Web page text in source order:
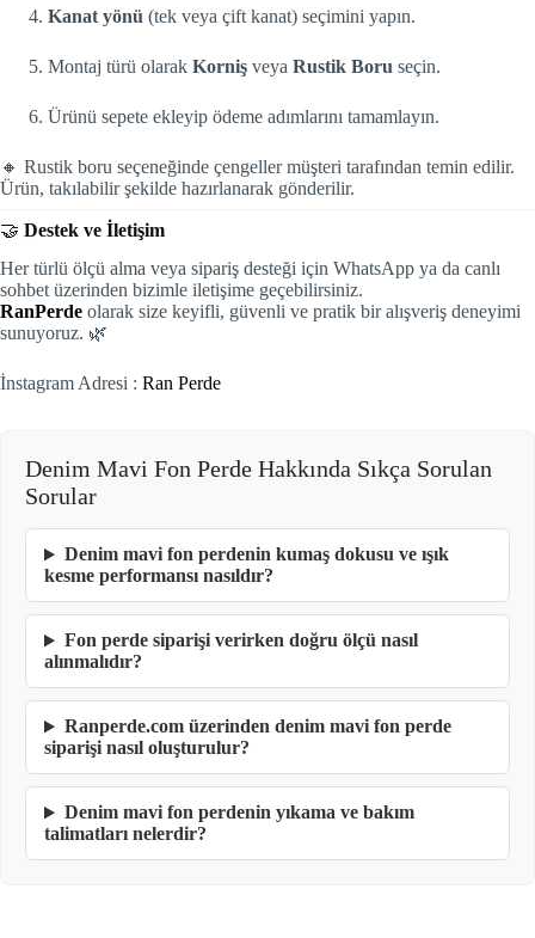
Kanat yönü (tek veya çift kanat) seçimini yapın.
Montaj türü olarak Korniş veya Rustik Boru seçin.
Ürünü sepete ekleyip ödeme adımlarını tamamlayın.
🔸 Rustik boru seçeneğinde çengeller müşteri tarafından temin edilir.
Ürün, takılabilir şekilde hazırlanarak gönderilir.
🤝 Destek ve İletişim
Her türlü ölçü alma veya sipariş desteği için WhatsApp ya da canlı
sohbet üzerinden bizimle iletişime geçebilirsiniz.
RanPerde olarak size keyifli, güvenli ve pratik bir alışveriş deneyimi
sunuyoruz. 🌿
İnstagram Adresi : Ran Perde
Denim Mavi Fon Perde Hakkında Sıkça Sorulan
Sorular
Denim mavi fon perdenin kumaş dokusu ve ışık
kesme performansı nasıldır?
Fon perde siparişi verirken doğru ölçü nasıl
alınmalıdır?
Ranperde.com üzerinden denim mavi fon perde
siparişi nasıl oluşturulur?
Denim mavi fon perdenin yıkama ve bakım
talimatları nelerdir?